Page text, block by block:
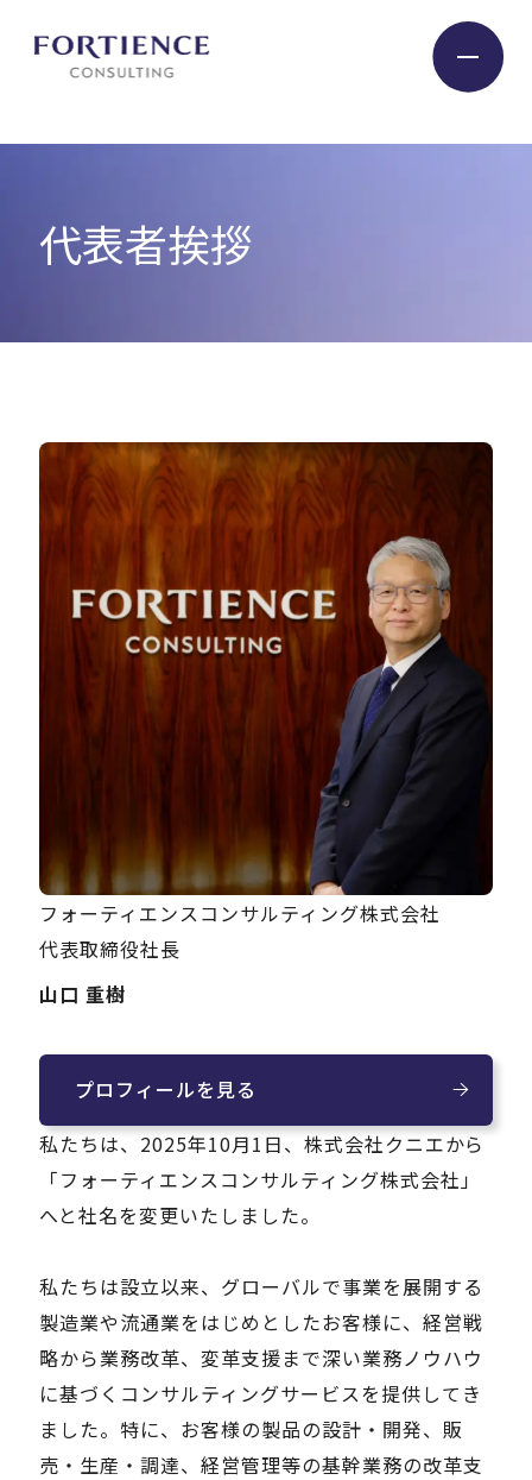
Expert
Company
Careers
News
EN
JP
代表者挨拶
フォーティエンスコンサルティング株式会社
代表取締役社長
山口 重樹
プロフィールを見る
私たちは、2025年10月1日、株式会社クニエから
「フォーティエンスコンサルティング株式会社」
へと社名を変更いたしました。
私たちは設立以来、グローバルで事業を展開する
製造業や流通業をはじめとしたお客様に、経営戦
略から業務改革、変革支援まで深い業務ノウハウ
に基づくコンサルティングサービスを提供してき
ました。特に、お客様の製品の設計・開発、販
売・生産・調達、経営管理等の基幹業務の改革支